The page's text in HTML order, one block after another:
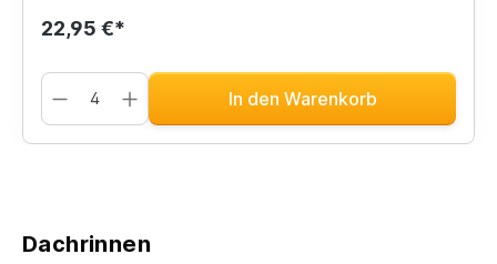
22,95 €*
In den Warenkorb
Dachrinnen